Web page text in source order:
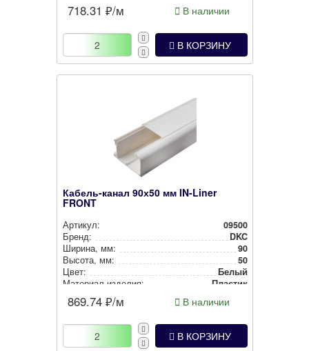
718.31 ₽/м В наличии
В КОРЗИНУ
Кабель-канал 90х50 мм IN-Liner
FRONT
Артикул:
09500
Бренд:
DKC
Ширина, мм:
90
Высота, мм:
50
Цвет:
Белый
Материал изделия:
Пластик
869.74 ₽/м В наличии
В КОРЗИНУ